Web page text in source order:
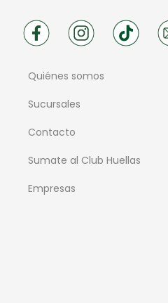
Quiénes somos
Sucursales
Contacto
Sumate al Club Huellas
Empresas